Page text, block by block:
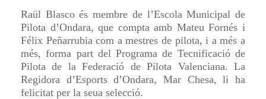
Raül Blasco és membre de l’Escola Municipal de
Pilota d’Ondara, que compta amb Mateu Fornés i
Félix Peñarrubia com a mestres de pilota, i a més a
més, forma part del Programa de Tecnificació de
Pilota de la Federació de Pilota Valenciana. La
Regidora d’Esports d’Ondara, Mar Chesa, li ha
felicitat per la seua selecció.